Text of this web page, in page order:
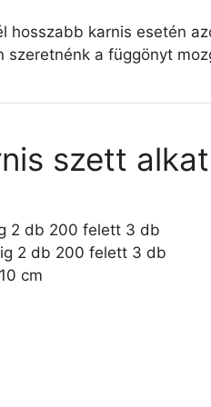
karnis esetén
a függönyt
szett
2 db 200 felett 3 db
2 db 200 felett 3 db
cm